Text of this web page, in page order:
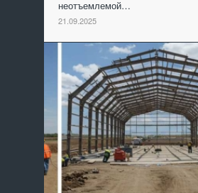
неотъемлемой…
21.09.2025